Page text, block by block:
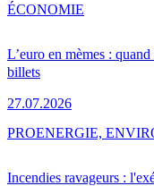
L’euro en mèmes :
billets
27.07.2026
ÉCONOMIE
Incendies ravageurs :
PROENERGIE,